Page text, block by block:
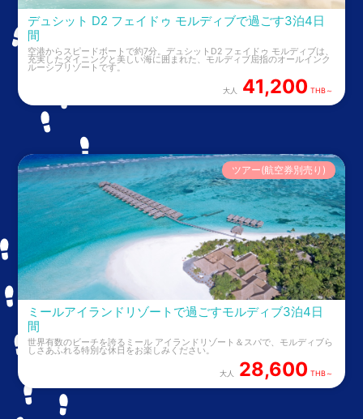
デュシット D2 フェイドゥ モルディブで過ごす3泊4日
間
空港からスピードボートで約7分。デュシットD2 フェイドゥ モルディブは、
充実したダイニングと美しい海に囲まれた、モルディブ屈指のオールインク
ルーシブリゾートです。
大人 41,200 THB～
ミールアイランドリゾートで過ごすモルディブ3泊4日
間
世界有数のビーチを誇るミール アイランドリゾート＆スパで、モルディブら
しさあふれる特別な休日をお楽しみください。
ツアー(航空券別売り)
大人 28,600 THB～